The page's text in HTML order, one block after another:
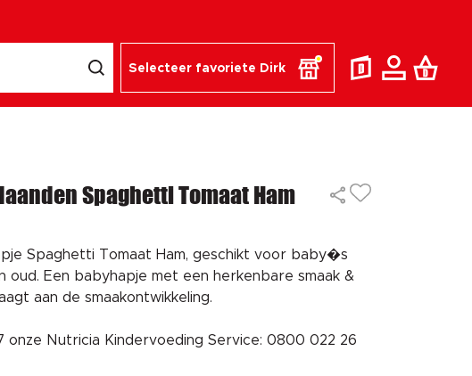
Selecteer favoriete Dirk
Spaghetti Tomaat Ham
Spaghetti Tomaat Ham, geschikt voor baby�s
oud. Een babyhapje met een herkenbare smaak &
aan de smaakontwikkeling.
onze Nutricia Kindervoeding Service: 0800 022 26